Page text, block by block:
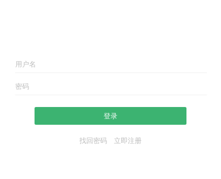
登录
找回密码 立即注册